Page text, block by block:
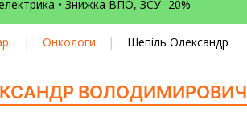
• Знижка ВПО, ЗСУ -20%
| Онкологи |
Шепіль Олександр
ВОЛОДИМИРОВИЧ